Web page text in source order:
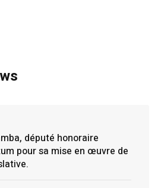
député honoraire
pour sa mise en œuvre de